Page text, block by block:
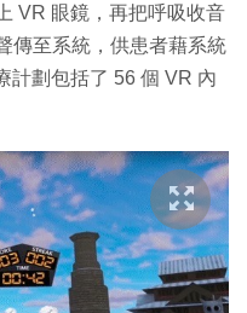
VR 眼鏡，再把呼吸收音
傳至系統，供患者藉系統
計劃包括了 56 個 VR 內